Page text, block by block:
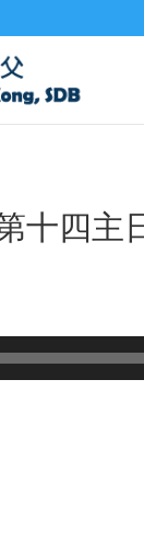
十四主